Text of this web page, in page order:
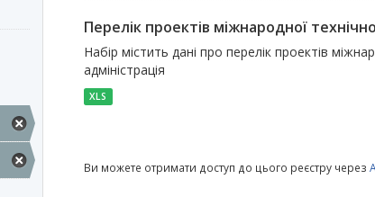
Перелік проектів міжнародної
Набір містить дані про перелік проектів
адміністрація
XLS
Ви можете отримати доступ до цього реєстру через